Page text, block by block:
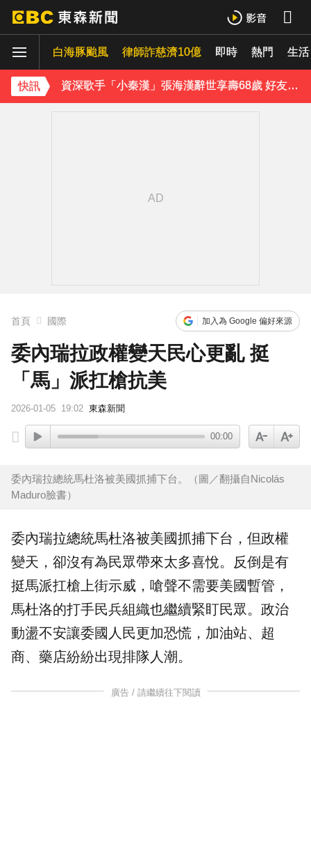
白海豚颱風 律師詐慈濟10億 即時 熱門 生活
快訊
白海豚進逼沖繩鹿兒島 強風豪雨26萬人撤離
首頁 國際 加入為 Google 偏好來源
委內瑞拉政權變天民心更亂 挺
「馬」派扛槍抗美
2026-01-05 19:02 東森新聞
00:00
委內瑞拉總統馬杜洛被美國抓捕下台。（圖／翻攝自Nicolás
Maduro臉書）
委內瑞拉總統馬杜洛被美國抓捕下台，但政權
變天，卻沒有為民眾帶來太多喜悅。反倒是有
挺馬派扛槍上街示威 ，嗆聲不需要美國暫管，
馬杜洛的打手民兵組織也繼續緊盯民眾。政治
動盪不安讓委國人民更加恐慌，加油站、超
商、藥店紛紛出現排隊人潮。
廣告 / 請繼續往下閱讀